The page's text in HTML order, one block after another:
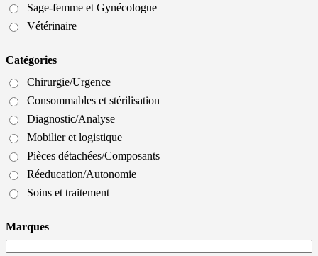
Sage-femme et Gynécologue
Vétérinaire
Catégories
Chirurgie/Urgence
Consommables et stérilisation
Diagnostic/Analyse
Mobilier et logistique
Pièces détachées/Composants
Réeducation/Autonomie
Soins et traitement
Marques